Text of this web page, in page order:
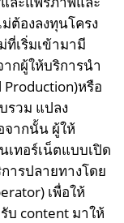
ต้องลงทุนโครง
เริ่มเข้ามามี
กผู้ให้บริการนำ
Production)หรือ
รวม แปลง
จากนั้น ผู้ให้
ทอร์เน็ตแบบเปิด
ารปลายทางโดย
เพื่อให้
บ content มาให้